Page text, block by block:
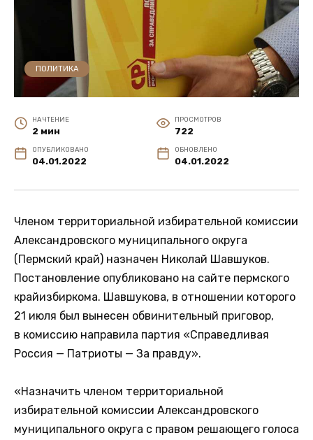
ПОЛИТИКА
НА ЧТЕНИЕ
2 мин
ПРОСМОТРОВ
722
ОПУБЛИКОВАНО
04.01.2022
ОБНОВЛЕНО
04.01.2022
Членом территориальной избирательной комиссии
Александровского муниципального округа
(Пермский край) назначен Николай Шавшуков.
Постановление опубликовано на сайте пермского
крайизбиркома. Шавшукова, в отношении которого
21 июля был вынесен обвинительный приговор,
в комиссию направила партия «Справедливая
Россия — Патриоты — За правду».
«Назначить членом территориальной
избирательной комиссии Александровского
муниципального округа с правом решающего голоса